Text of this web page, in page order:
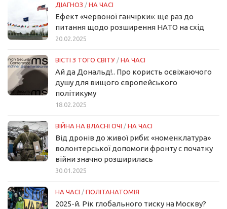
ДІАГНОЗ / НА ЧАСІ
Ефект «червоної ганчірки»: ще раз до
питання щодо розширення НАТО на схід
20.02.2025
ВІСТІ З ТОГО СВІТУ / НА ЧАСІ
Ай да Дональд!.. Про користь освіжаючого
душу для вищого європейського
політикуму
18.02.2025
ВІЙНА НА ВЛАСНІ ОЧІ / НА ЧАСІ
Від дронів до живої риби: «номенклатура»
волонтерської допомоги фронту с початку
війни значно розширилась
30.01.2025
НА ЧАСІ / ПОЛІТАНАТОМІЯ
2025-й. Рік глобального тиску на Москву?